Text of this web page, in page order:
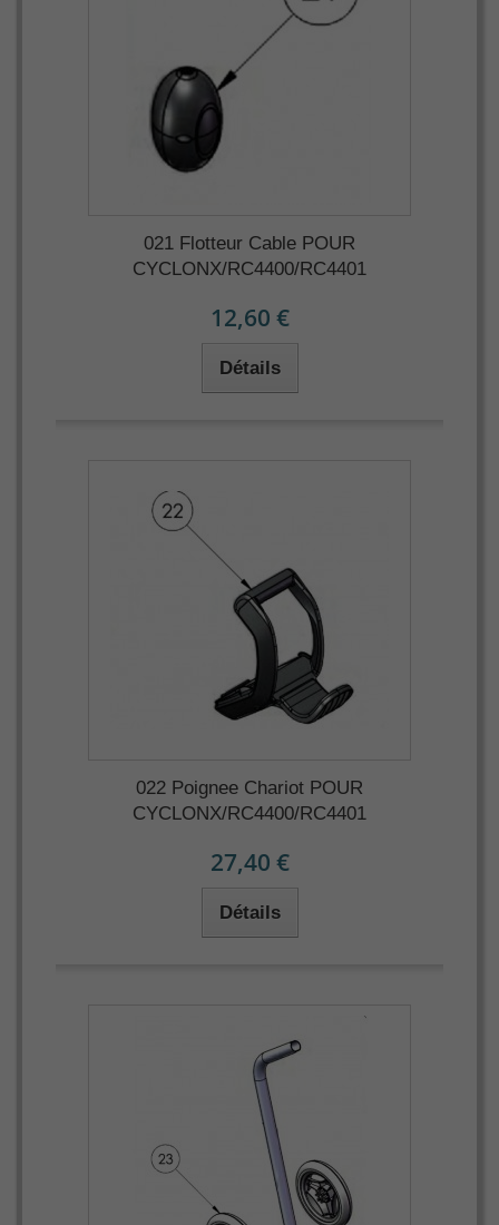
021 Flotteur Cable POUR
CYCLONX/RC4400/RC4401
12,60 €
Détails
022 Poignee Chariot POUR
CYCLONX/RC4400/RC4401
27,40 €
Détails